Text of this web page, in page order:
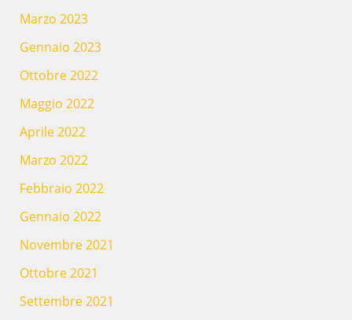
Marzo 2023
Gennaio 2023
Ottobre 2022
Maggio 2022
Aprile 2022
Marzo 2022
Febbraio 2022
Gennaio 2022
Novembre 2021
Ottobre 2021
Settembre 2021